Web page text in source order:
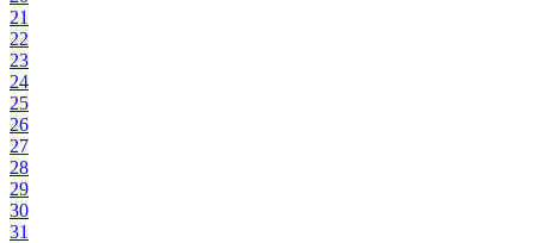
21
22
23
24
25
26
27
28
29
30
31